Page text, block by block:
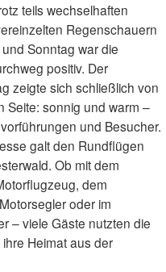
teils wechselhaften
Regenschauern
Sonntag war die
positiv. Der
zeigte sich schließlich von
Seite: sonnig und warm –
und Besucher.
galt den Rundflügen
Ob mit dem
dem
oder im
– viele Gäste nutzten die
Heimat aus der